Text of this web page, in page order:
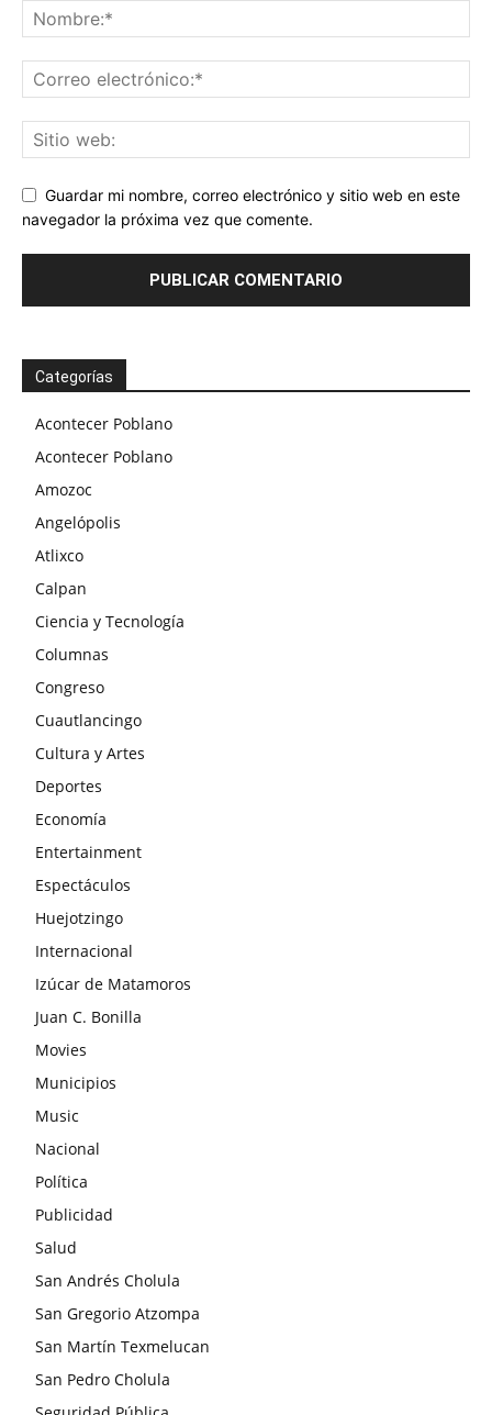
Guardar mi nombre, correo electrónico y sitio web en este
navegador la próxima vez que comente.
Categorías
Acontecer Poblano
Acontecer Poblano
Amozoc
Angelópolis
Atlixco
Calpan
Ciencia y Tecnología
Columnas
Congreso
Cuautlancingo
Cultura y Artes
Deportes
Economía
Entertainment
Espectáculos
Huejotzingo
Internacional
Izúcar de Matamoros
Juan C. Bonilla
Movies
Municipios
Music
Nacional
Política
Publicidad
Salud
San Andrés Cholula
San Gregorio Atzompa
San Martín Texmelucan
San Pedro Cholula